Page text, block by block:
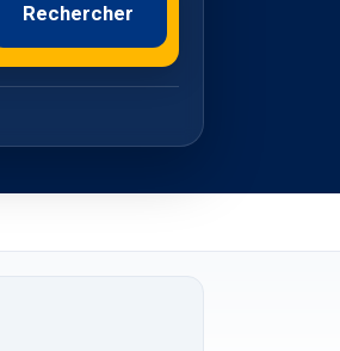
Rechercher